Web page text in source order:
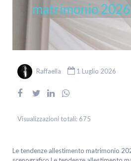
matrimonio 2026
Raffaella 1 Luglio 2026
Visualizzazioni totali: 675
Le tendenze allestimento matrimonio